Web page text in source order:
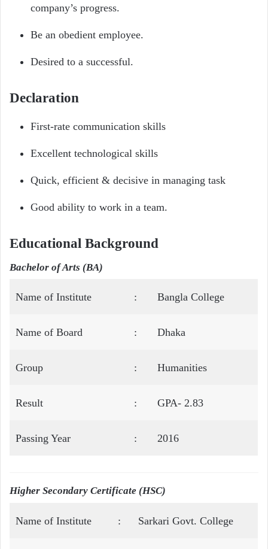
company’s progress.
Be an obedient employee.
Desired to a successful.
Declaration
First-rate communication skills
Excellent technological skills
Quick, efficient & decisive in managing task
Good ability to work in a team.
Educational Background
Bachelor of Arts (BA)
Name of Institute : Bangla College
Name of Board : Dhaka
Group : Humanities
Result : GPA- 2.83
Passing Year : 2016
Higher Secondary Certificate (HSC)
Name of Institute : Sarkari Govt. College